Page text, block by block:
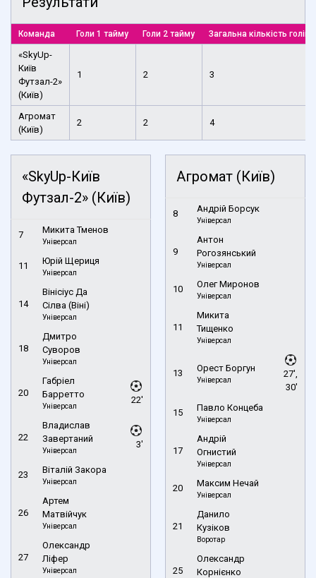
Команда Голи 1 тайму Голи 2 тайму Загальна кількість голів
«SkyUp-
Київ
Футзал-2»
(Київ)
1 2 3
Агромат
(Київ)
2 2 4
«SkyUp-Київ
Футзал-2» (Київ)
7 Микита Тменов
Універсал
11 Юрій Щериця
Універсал
14
Вінісіус Да
Сілва (Віні)
Універсал
18
Дмитро
Суворов
Універсал
20
Габріел
Барретто
Універсал
22'
22
Владислав
Завертаний
Універсал
3'
23 Віталій Закора
Універсал
26
Артем
Матвійчук
Універсал
27
Олександр
Ліфер
Універсал
Агромат (Київ)
8 Андрій Борсук
Універсал
9
Антон
Рогозянський
Універсал
10 Олег Миронов
Універсал
11
Микита
Тищенко
Універсал
13 Орест Боргун
Універсал
27',
30'
15 Павло Концеба
Універсал
17
Андрій
Огнистий
Універсал
20 Максим Нечай
Універсал
21
Данило
Кузіков
Воротар
25
Олександр
Корнієнко